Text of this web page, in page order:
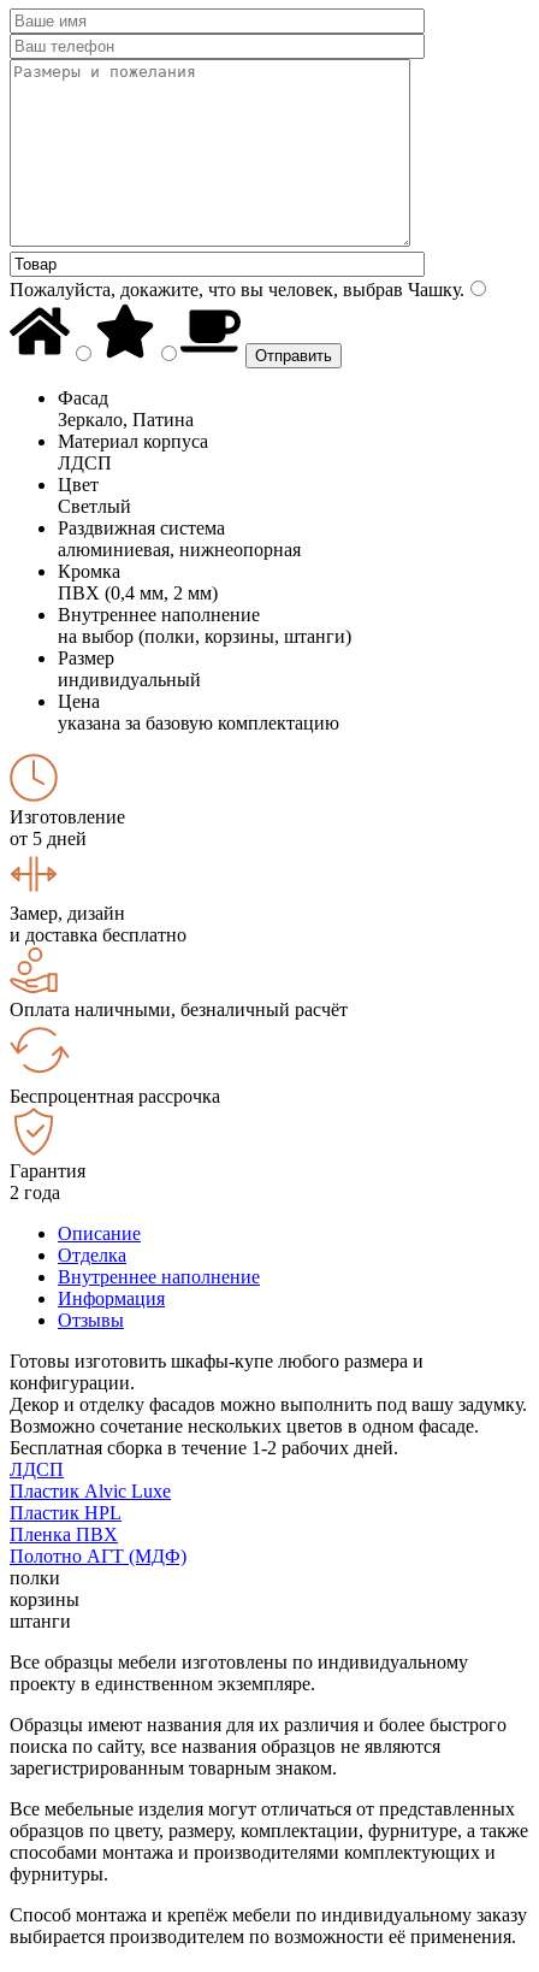
Пожалуйста, докажите, что вы человек, выбрав Чашку.
Фасад
Зеркало, Патина
Материал корпуса
ЛДСП
Цвет
Светлый
Раздвижная система
алюминиевая, нижнеопорная
Кромка
ПВХ (0,4 мм, 2 мм)
Внутреннее наполнение
на выбор (полки, корзины, штанги)
Размер
индивидуальный
Цена
указана за базовую комплектацию
Изготовление
от 5 дней
Замер, дизайн
и доставка бесплатно
Оплата наличными, безналичный расчёт
Беспроцентная рассрочка
Гарантия
2 года
Описание
Отделка
Внутреннее наполнение
Информация
Отзывы
Готовы изготовить шкафы-купе любого размера и
конфигурации.
Декор и отделку фасадов можно выполнить под вашу задумку.
Возможно сочетание нескольких цветов в одном фасаде.
Бесплатная сборка в течение 1-2 рабочих дней.
ЛДСП
Пластик Alvic Luxe
Пластик HPL
Пленка ПВХ
Полотно АГТ (МДФ)
полки
корзины
штанги
Все образцы мебели изготовлены по индивидуальному
проекту в единственном экземпляре.
Образцы имеют названия для их различия и более быстрого
поиска по сайту, все названия образцов не являются
зарегистрированным товарным знаком.
Все мебельные изделия могут отличаться от представленных
образцов по цвету, размеру, комплектации, фурнитуре, а также
способами монтажа и производителями комплектующих и
фурнитуры.
Способ монтажа и крепёж мебели по индивидуальному заказу
выбирается производителем по возможности её применения.